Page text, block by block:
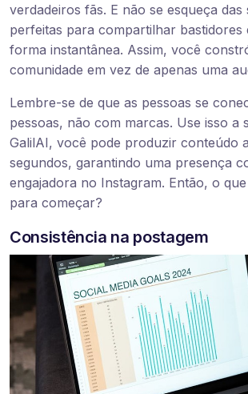
verdadeiros fãs. E não se esqueça das
perfeitas para compartilhar bastidores
forma instantânea. Assim, você
comunidade em vez de apenas uma
Lembre-se de que as pessoas se
pessoas, não com marcas. Use isso a
GalilAI, você pode produzir conteúdo
segundos, garantindo uma presença
engajadora no Instagram. Então, o
para começar?
Consistência na postagem